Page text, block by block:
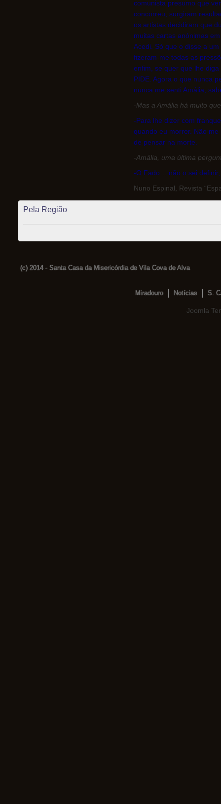
comunista presumo que
concorreu, surgiram
os artistas decidiram que
muitas cartas anónimas
Acedi. Só que o disse a
fizeram-me todas as
enfim, se quer que lhe
PIDE. Agora o que nunca
nunca me senti Amália,
-Mas a Amália há muito
-Para lhe dizer com
quando eu morrer. Não
de pensar na morte.
-Amália, uma última
-O Fado… não o sei
Nuno Espinal, Revista
Pela Região
(c) 2014 - Santa Casa da Misericórdia de Vila Cova de Alva
Miradouro Notícias S.
Joomla